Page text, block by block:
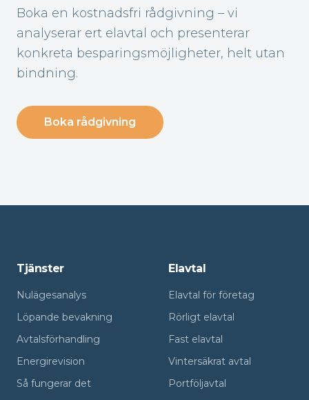
Boka en kostnadsfri rådgivning – vi
analyserar ert elavtal och presenterar
konkreta besparingsmöjligheter, helt utan
bindning.
Boka rådgivning
Tjänster
Nulägesanalys
Löpande bevakning
Avtalsförhandling
Energirevision
Så fungerar det
Elavtal
Elavtal för företag
Rörligt elavtal
Fast elavtal
Vintersäkrat avtal
Portföljavtal